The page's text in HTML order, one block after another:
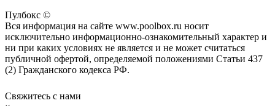
Пулбокс ©
Вся информация на сайте www.poolbox.ru носит
исключительно информационно-ознакомительный характер и
ни при каких условиях не является и не может считаться
публичной офертой, определяемой положениями Статьи 437
(2) Гражданского кодекса РФ.
Свяжитесь с нами